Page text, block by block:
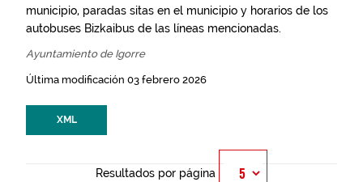
municipio, paradas sitas en el municipio y horarios de los
autobuses Bizkaibus de las líneas mencionadas.
Ayuntamiento de Igorre
Última modificación 03 febrero 2026
XML
Resultados por página